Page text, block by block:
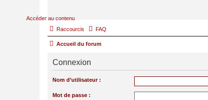
Accéder au contenu
Raccourcis FAQ
Accueil du forum
Connexion
Nom d’utilisateur :
Mot de passe :